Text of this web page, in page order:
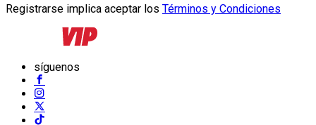
Registrarse implica aceptar los Términos y Condiciones
síguenos